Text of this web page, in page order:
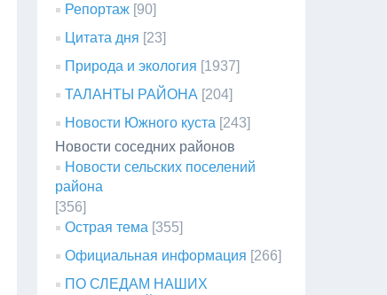
Репортаж [90]
Цитата дня [23]
Природа и экология [1937]
ТАЛАНТЫ РАЙОНА [204]
Новости Южного куста [243]
Новости соседних районов
Новости сельских поселений
района
[356]
Острая тема [355]
Официальная информация [266]
ПО СЛЕДАМ НАШИХ